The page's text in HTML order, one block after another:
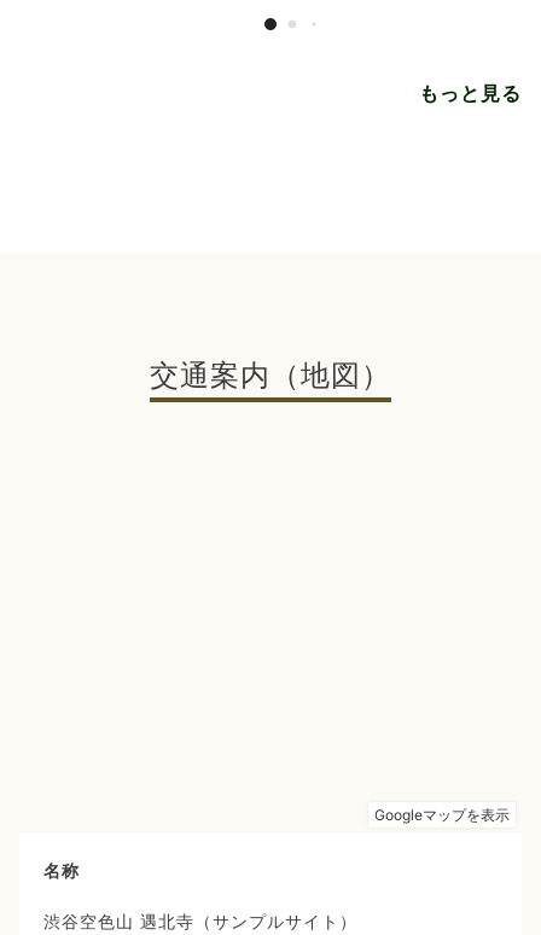
もっと見る
交通案内（地図）
名称
渋谷空色山 遇北寺（サンプルサイト）